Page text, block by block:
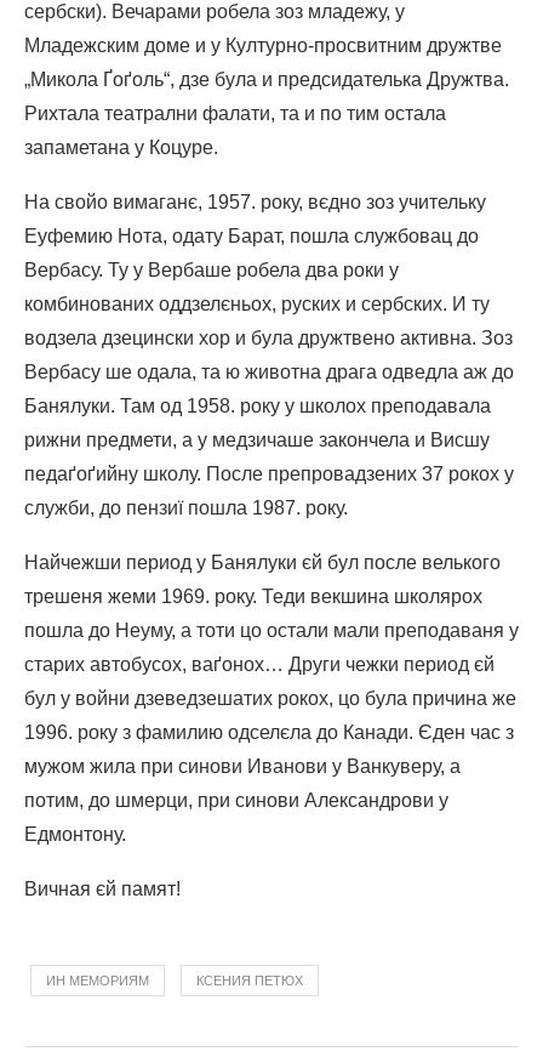
сербски). Вечарами робела зоз младежу, у
Младежским доме и у Културно-просвитним дружтве
„Микола Ґоґоль“, дзе була и предсидателька Дружтва.
Рихтала театрални фалати, та и по тим остала
запаметана у Коцуре.
На свойо вимаганє, 1957. року, вєдно зоз учительку
Еуфемию Нота, одату Барат, пошла службовац до
Вербасу. Ту у Вербаше робела два роки у
комбинованих оддзелєньох, руских и сербских. И ту
водзела дзецински хор и була дружтвено активна. Зоз
Вербасу ше одала, та ю животна драга одведла аж до
Банялуки. Там од 1958. року у школох преподавала
рижни предмети, а у медзичаше закончела и Висшу
педаґоґийну школу. После препровадзених 37 рокох у
служби, до пензиї пошла 1987. року.
Найчежши период у Банялуки єй бул после велького
трешеня жеми 1969. року. Теди векшина школярох
пошла до Неуму, а тоти цо остали мали преподаваня у
старих автобусох, ваґонох… Други чежки период єй
бул у войни дзеведзешатих рокох, цо була причина же
1996. року з фамилию одселєла до Канади. Єден час з
мужом жила при синови Иванови у Ванкуверу, а
потим, до шмерци, при синови Александрови у
Едмонтону.
Вичная єй памят!
ИН МЕМОРИЯМ КСЕНИЯ ПЕТЮХ